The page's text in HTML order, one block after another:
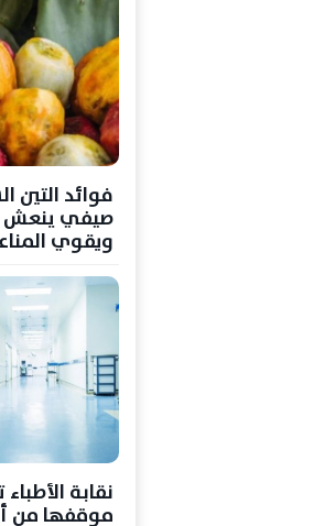
فوائد التين
صيفي ينعش
ويقوي
نقابة
موقفها من